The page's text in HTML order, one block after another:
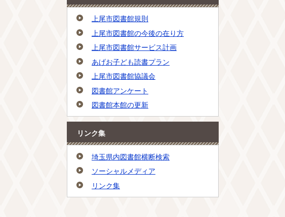
上尾市図書館規則
上尾市図書館の今後の在り方
上尾市図書館サービス計画
あげお子ども読書プラン
上尾市図書館協議会
図書館アンケート
図書館本館の更新
リンク集
埼玉県内図書館横断検索
ソーシャルメディア
リンク集